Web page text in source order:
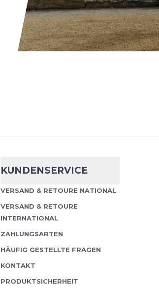
KUNDENSERVICE
VERSAND & RETOURE NATIONAL
VERSAND & RETOURE
INTERNATIONAL
ZAHLUNGSARTEN
HÄUFIG GESTELLTE FRAGEN
KONTAKT
PRODUKTSICHERHEIT